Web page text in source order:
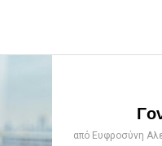
από Ευφροσύνη